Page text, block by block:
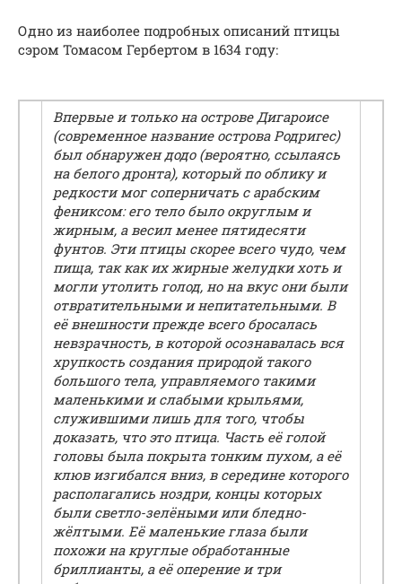
Одно из наиболее подробных описаний птицы
сэром Томасом Гербертом в 1634 году:
Впервые и только на острове Дигароисе
(современное название острова Родригес)
был обнаружен додо (вероятно, ссылаясь
на белого дронта), который по облику и
редкости мог соперничать с арабским
фениксом: его тело было округлым и
жирным, а весил менее пятидесяти
фунтов. Эти птицы скорее всего чудо, чем
пища, так как их жирные желудки хоть и
могли утолить голод, но на вкус они были
отвратительными и непитательными. В
её внешности прежде всего бросалась
невзрачность, в которой осознавалась вся
хрупкость создания природой такого
большого тела, управляемого такими
маленькими и слабыми крыльями,
служившими лишь для того, чтобы
доказать, что это птица. Часть её голой
головы была покрыта тонким пухом, а её
клюв изгибался вниз, в середине которого
располагались ноздри, концы которых
были светло-зелёными или бледно-
жёлтыми. Её маленькие глаза были
похожи на круглые обработанные
бриллианты, а её оперение и три